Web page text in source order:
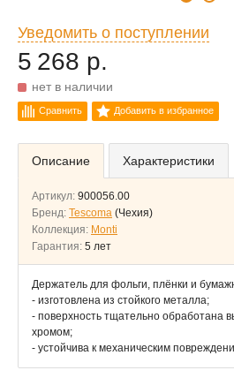
Уведомить о поступлении
5 268 р.
нет в наличии
Сравнить Добавить в избранное
Описание Характеристики
Артикул: 900056.00
Бренд: Tescoma (Чехия)
Коллекция: Monti
Гарантия: 5 лет
Держатель для фольги, плёнки и
- изготовлена из стойкого металла;
- поверхность тщательно обработана
хромом;
- устойчива к механическим